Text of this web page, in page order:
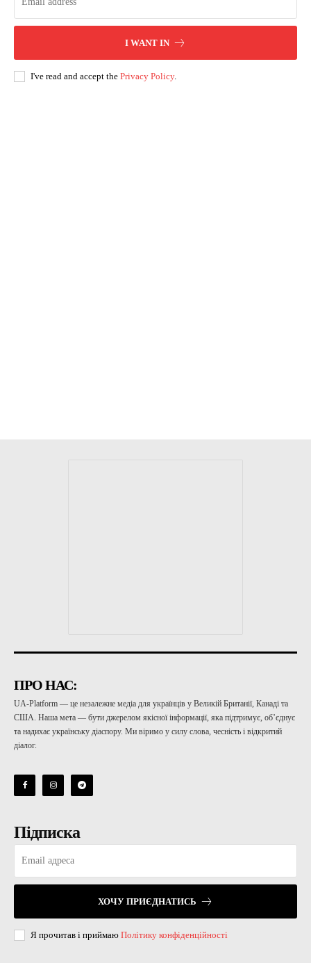
I WANT IN
I've read and accept the Privacy Policy.
ПРО НАС:
UA-Platform — це незалежне медіа для українців у Великій Британії, Канаді та
США. Наша мета — бути джерелом якісної інформації, яка підтримує, об’єднує
та надихає українську діаспору. Ми віримо у силу слова, чесність і відкритий
діалог.
Підписка
ХОЧУ ПРИЄДНАТИСЬ
Я прочитав і приймаю Політику конфіденційності